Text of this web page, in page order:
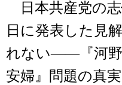
日本共産党の志
日に発表した見
れない――『河野
安婦』問題の真